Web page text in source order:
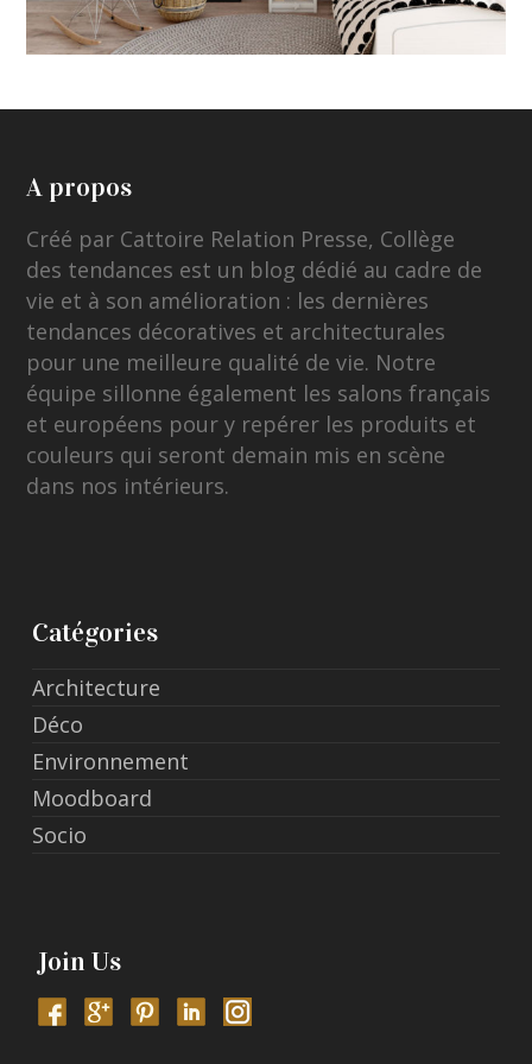
A propos
Créé par Cattoire Relation Presse, Collège
des tendances est un blog dédié au cadre de
vie et à son amélioration : les dernières
tendances décoratives et architecturales
pour une meilleure qualité de vie. Notre
équipe sillonne également les salons français
et européens pour y repérer les produits et
couleurs qui seront demain mis en scène
dans nos intérieurs.
Catégories
Architecture
Déco
Environnement
Moodboard
Socio
Join Us